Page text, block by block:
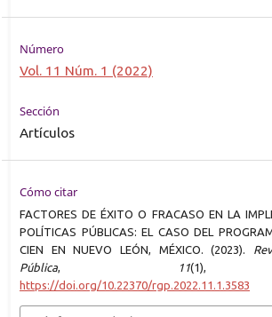
Número
Vol. 11 Núm. 1 (2022)
Sección
Artículos
Cómo citar
FACTORES DE ÉXITO O FRACASO EN LA
POLÍTICAS PÚBLICAS: EL CASO DEL
CIEN EN NUEVO LEÓN, MÉXICO. (2023).
Pública, 11(1),
https://doi.org/10.22370/rgp.2022.11.1.3583